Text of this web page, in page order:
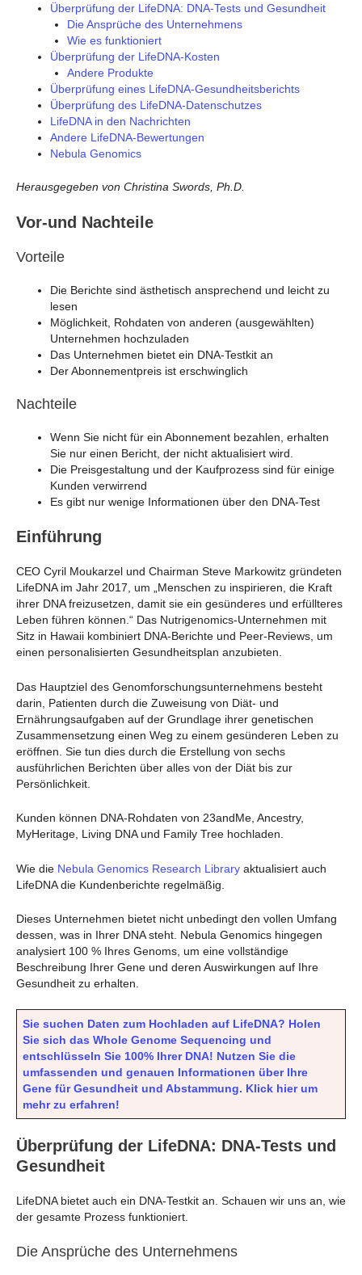
Überprüfung der LifeDNA: DNA-Tests und Gesundheit
Die Ansprüche des Unternehmens
Wie es funktioniert
Überprüfung der LifeDNA-Kosten
Andere Produkte
Überprüfung eines LifeDNA-Gesundheitsberichts
Überprüfung des LifeDNA-Datenschutzes
LifeDNA in den Nachrichten
Andere LifeDNA-Bewertungen
Nebula Genomics
Herausgegeben von Christina Swords, Ph.D.
Vor-und Nachteile
Vorteile
Die Berichte sind ästhetisch ansprechend und leicht zu
lesen
Möglichkeit, Rohdaten von anderen (ausgewählten)
Unternehmen hochzuladen
Das Unternehmen bietet ein DNA-Testkit an
Der Abonnementpreis ist erschwinglich
Nachteile
Wenn Sie nicht für ein Abonnement bezahlen, erhalten
Sie nur einen Bericht, der nicht aktualisiert wird.
Die Preisgestaltung und der Kaufprozess sind für einige
Kunden verwirrend
Es gibt nur wenige Informationen über den DNA-Test
Einführung
CEO Cyril Moukarzel und Chairman Steve Markowitz gründeten
LifeDNA im Jahr 2017, um „Menschen zu inspirieren, die Kraft
ihrer DNA freizusetzen, damit sie ein gesünderes und erfüllteres
Leben führen können.“ Das Nutrigenomics-Unternehmen mit
Sitz in Hawaii kombiniert DNA-Berichte und Peer-Reviews, um
einen personalisierten Gesundheitsplan anzubieten.
Das Hauptziel des Genomforschungsunternehmens besteht
darin, Patienten durch die Zuweisung von Diät- und
Ernährungsaufgaben auf der Grundlage ihrer genetischen
Zusammensetzung einen Weg zu einem gesünderen Leben zu
eröffnen. Sie tun dies durch die Erstellung von sechs
ausführlichen Berichten über alles von der Diät bis zur
Persönlichkeit.
Kunden können DNA-Rohdaten von 23andMe, Ancestry,
MyHeritage, Living DNA und Family Tree hochladen.
Wie die Nebula Genomics Research Library aktualisiert auch
LifeDNA die Kundenberichte regelmäßig.
Dieses Unternehmen bietet nicht unbedingt den vollen Umfang
dessen, was in Ihrer DNA steht. Nebula Genomics hingegen
analysiert 100 % Ihres Genoms, um eine vollständige
Beschreibung Ihrer Gene und deren Auswirkungen auf Ihre
Gesundheit zu erhalten.
Sie suchen Daten zum Hochladen auf LifeDNA? Holen
Sie sich das Whole Genome Sequencing und
entschlüsseln Sie 100% Ihrer DNA! Nutzen Sie die
umfassenden und genauen Informationen über Ihre
Gene für Gesundheit und Abstammung. Klick hier um
mehr zu erfahren!
Überprüfung der LifeDNA: DNA-Tests und
Gesundheit
LifeDNA bietet auch ein DNA-Testkit an. Schauen wir uns an, wie
der gesamte Prozess funktioniert.
Die Ansprüche des Unternehmens